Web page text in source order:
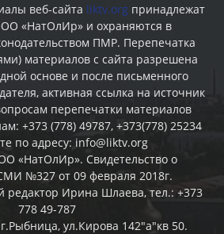
веб-сайта liktv.org принадлежат
«НатОлИр» и охраняются в
ПМР. Перепечатка
материалов c сайта разрешена
основе и после письменного
активная ссылка на источник
перепечатки материалов
+373 (778) 49787, +373(778) 25234
по адресу: info@liktv.org
«НатОлИр». Свидетельство о
№327 от 09 февраля 2018г.
редактор Ирина Шлаева, тел.: +373
778 49-787
ул.Кирова 142"а"кв 50.